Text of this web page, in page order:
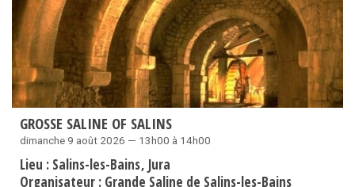
GROSSE SALINE OF SALINS
dimanche 9 août 2026 — 13h00 à 14h00
Lieu : Salins-les-Bains Jura
Organisateur : Grande Saline de Salins-les-Bains